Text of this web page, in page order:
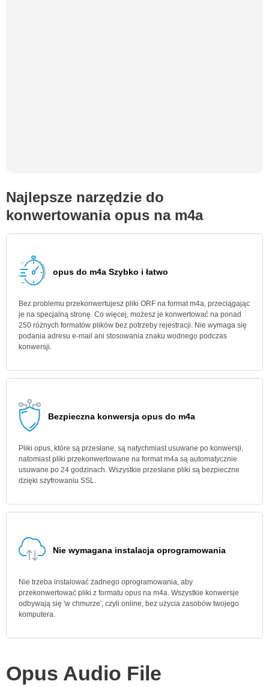
Najlepsze narzędzie do
konwertowania opus na m4a
opus do m4a Szybko i łatwo
Bez problemu przekonwertujesz pliki ORF na format m4a, przeciągając
je na specjalną stronę. Co więcej, możesz je konwertować na ponad
250 różnych formatów plików bez potrzeby rejestracji. Nie wymaga się
podania adresu e-mail ani stosowania znaku wodnego podczas
konwersji.
Bezpieczna konwersja opus do m4a
Pliki opus, które są przesłane, są natychmiast usuwane po konwersji,
natomiast pliki przekonwertowane na format m4a są automatycznie
usuwane po 24 godzinach. Wszystkie przesłane pliki są bezpieczne
dzięki szyfrowaniu SSL.
Nie wymagana instalacja oprogramowania
Nie trzeba instalować żadnego oprogramowania, aby
przekonwertować pliki z formatu opus na m4a. Wszystkie konwersje
odbywają się 'w chmurze', czyli online, bez użycia zasobów twojego
komputera.
Opus Audio File